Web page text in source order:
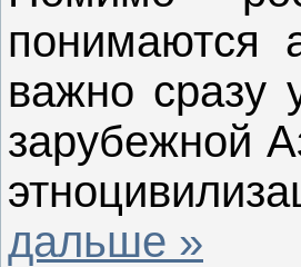
понимаются
важно сразу
зарубежной
дальше »